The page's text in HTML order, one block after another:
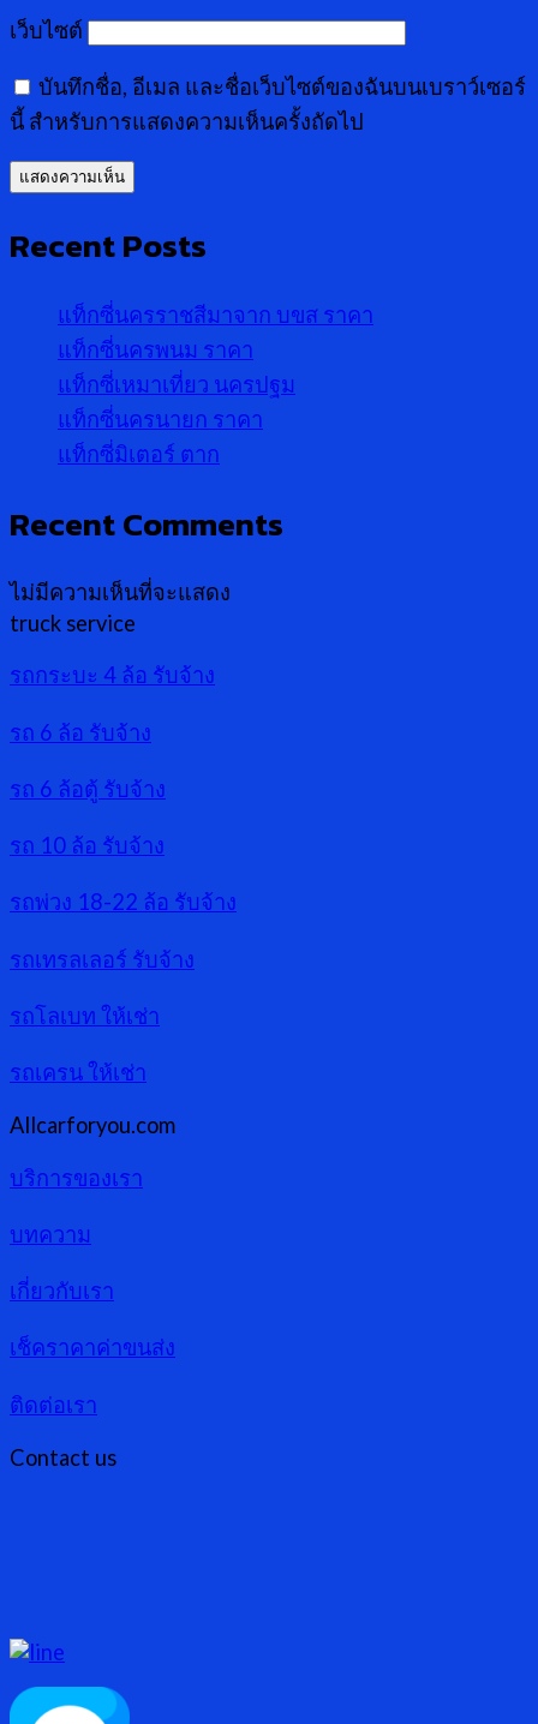
เว็บไซต์
บันทึกชื่อ, อีเมล และชื่อเว็บไซต์ของฉันบนเบราว์เซอร์
นี้ สำหรับการแสดงความเห็นครั้งถัดไป
Recent Posts
แท็กซี่นครราชสีมาจาก บขส ราคา
แท็กซี่นครพนม ราคา
แท็กซี่เหมาเที่ยว นครปฐม
แท็กซี่นครนายก ราคา
แท็กซี่มิเตอร์ ตาก
Recent Comments
ไม่มีความเห็นที่จะแสดง
truck service
รถกระบะ 4 ล้อ รับจ้าง
รถ 6 ล้อ รับจ้าง
รถ 6 ล้อตู้ รับจ้าง
รถ 10 ล้อ รับจ้าง
รถพ่วง 18-22 ล้อ รับจ้าง
รถเทรลเลอร์ รับจ้าง
รถโลเบท ให้เช่า
รถเครน ให้เช่า
Allcarforyou.com
บริการของเรา
บทความ
เกี่ยวกับเรา
เช็คราคาค่าขนส่ง
ติดต่อเรา
Contact us